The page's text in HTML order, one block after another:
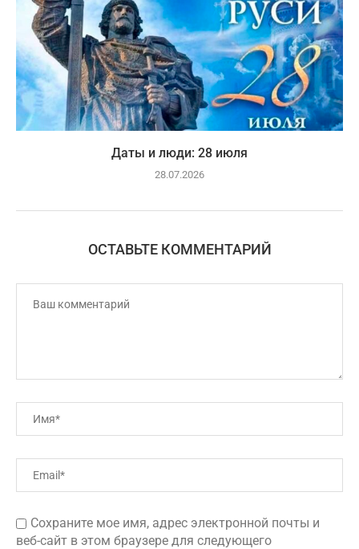
Даты и люди: 28 июля
28.07.2026
ОСТАВЬТЕ КОММЕНТАРИЙ
Сохраните мое имя, адрес электронной почты и
веб-сайт в этом браузере для следующего